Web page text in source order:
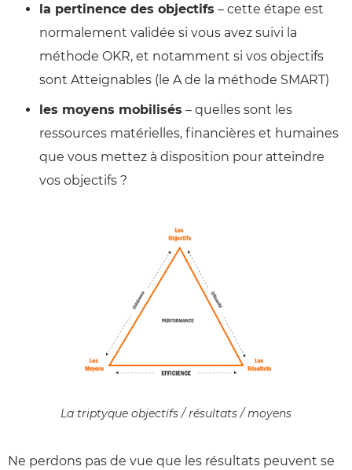
la pertinence des objectifs – cette étape est
normalement validée si vous avez suivi la
méthode OKR, et notamment si vos objectifs
sont Atteignables (le A de la méthode SMART)
les moyens mobilisés – quelles sont les
ressources matérielles, financières et humaines
que vous mettez à disposition pour atteindre
vos objectifs ?
La triptyque objectifs / résultats / moyens
Ne perdons pas de vue que les résultats peuvent se